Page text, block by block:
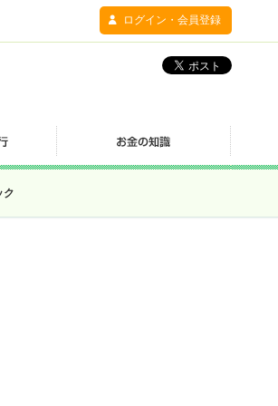
ログイン・会員登録
ク